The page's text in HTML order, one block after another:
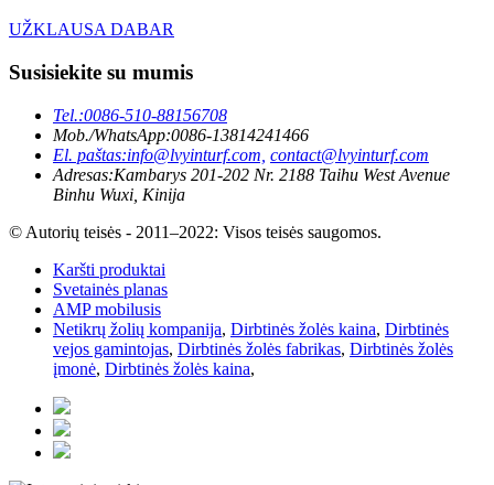
UŽKLAUSA DABAR
Susisiekite su mumis
Tel.:0086-510-88156708
Mob./WhatsApp:0086-13814241466
El. paštas:info@lvyinturf.com, contact@lvyinturf.com
Adresas:Kambarys 201-202 Nr. 2188 Taihu West Avenue
Binhu Wuxi, Kinija
© Autorių teisės - 2011–2022: Visos teisės saugomos.
Karšti produktai
Svetainės planas
AMP mobilusis
Netikrų žolių kompanija, Dirbtinės žolės kaina, Dirbtinės
vejos gamintojas, Dirbtinės žolės fabrikas, Dirbtinės žolės
įmonė, Dirbtinės žolės kaina,